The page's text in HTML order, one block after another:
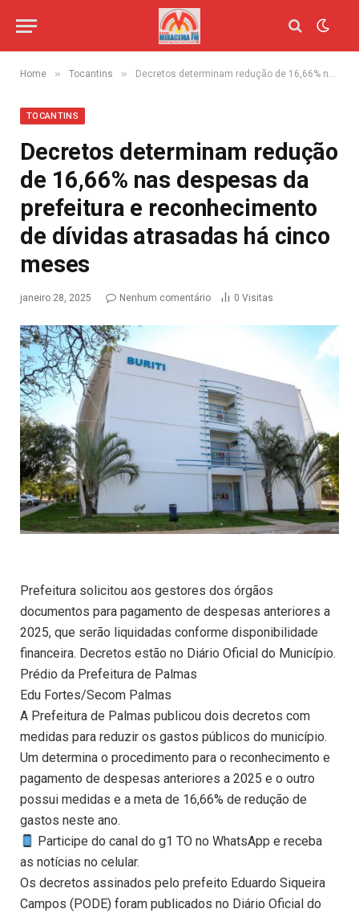
Home » Tocantins » Decretos determinam redução de 16,66% nas despesas da prefeitura e reconhecimento de dívidas atrasadas há cinco meses
TOCANTINS
Decretos determinam redução
de 16,66% nas despesas da
prefeitura e reconhecimento
de dívidas atrasadas há cinco
meses
janeiro 28, 2025 Nenhum comentário 0 Visitas
Prefeitura solicitou aos gestores dos órgãos
documentos para pagamento de despesas anteriores a
2025, que serão liquidadas conforme disponibilidade
financeira. Decretos estão no Diário Oficial do Município.
Prédio da Prefeitura de Palmas
Edu Fortes/Secom Palmas
A Prefeitura de Palmas publicou dois decretos com
medidas para reduzir os gastos públicos do município.
Um determina o procedimento para o reconhecimento e
pagamento de despesas anteriores a 2025 e o outro
possui medidas e a meta de 16,66% de redução de
gastos neste ano.
Participe do canal do g1 TO no WhatsApp e receba
as notícias no celular.
Os decretos assinados pelo prefeito Eduardo Siqueira
Campos (PODE) foram publicados no Diário Oficial do